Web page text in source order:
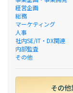
経営企画
総務
マーケティング
人事
社内SE/IT・DX関連
内部監査
その他
その